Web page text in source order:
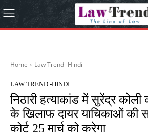
Home Law Trend -Hindi
LAW TREND -HINDI
निठारी हत्याकांड में सुरेंद्र कोली
के खिलाफ दायर याचिकाओं की
कोर्ट 25 मार्च को करेगा